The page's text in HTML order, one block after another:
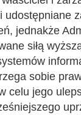
udostępniane
jednakże
siłą
sobie
celu jego